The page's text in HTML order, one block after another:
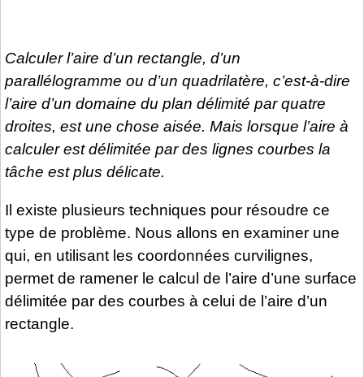
Calculer l’aire d’un rectangle, d’un
parallélogramme ou d’un quadrilatère, c’est-à-dire
l’aire d’un domaine du plan délimité par quatre
droites, est une chose aisée. Mais lorsque l’aire à
calculer est délimitée par des lignes courbes la
tâche est plus délicate.
Il existe plusieurs techniques pour résoudre ce
type de problème. Nous allons en examiner une
qui, en utilisant les coordonnées curvilignes,
permet de ramener le calcul de l’aire d’une surface
délimitée par des courbes à celui de l’aire d’un
rectangle.